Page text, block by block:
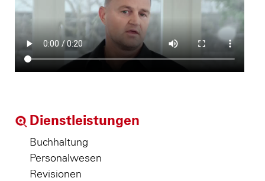
Dienstleistungen
Buchhaltung
Personalwesen
Revisionen